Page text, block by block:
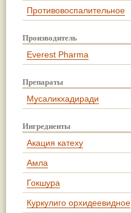
Противовоспалительное
Производитель
Everest Pharma
Препараты
Мусаликхадиради
Ингредиенты
Акация катеху
Амла
Гокшура
Куркулиго орхидеевидное